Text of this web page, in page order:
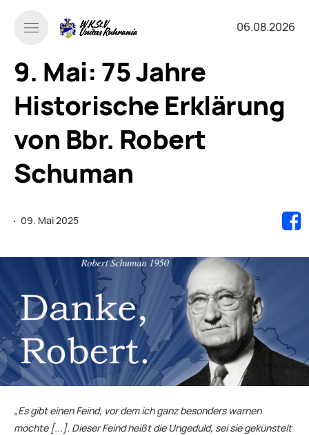
06.08.2026
9. Mai: 75 Jahre
Historische Erklärung
von Bbr. Robert
Schuman
· 09. Mai 2025
„Es gibt einen Feind, vor dem ich ganz besonders warnen
möchte [...]. Dieser Feind heißt die Ungeduld, sei sie gekünstelt